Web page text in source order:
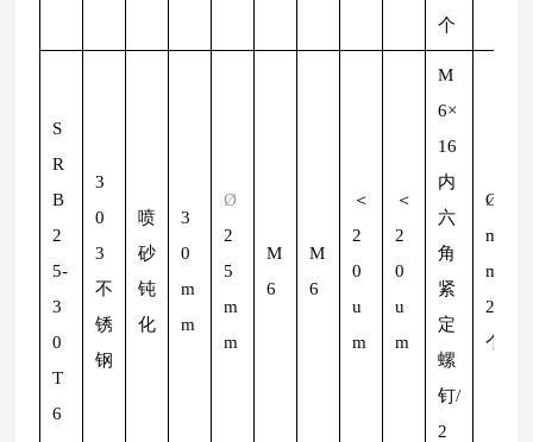
个
S
R
B
2
5-
3
0
T
6
3
0
3
不
锈
钢
喷
砂
钝
化
3
0
m
m
Ø
2
5
m
m
M
6
M
6
＜
2
0
u
m
＜
2
0
u
m
M
6×
16
内
六
角
紧
定
螺
钉/
2
Ø
m
m/
2
个